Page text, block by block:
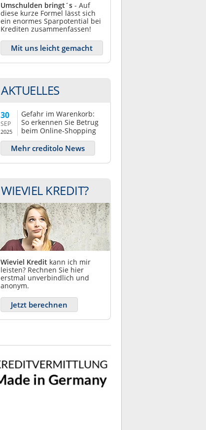
Umschulden bringt´s - Auf
diese kurze Formel lässt sich
ein enormes Sparpotential bei
Krediten zusammenfassen!
Mit uns leicht gemacht
AKTUELLES
30
SEP
2025
Gefahr im Warenkorb:
So erkennen Sie Betrug
beim Online-Shopping
Mehr creditolo News
WIEVIEL KREDIT?
Wieviel Kredit kann ich mir
leisten? Rechnen Sie hier
erstmal unverbindlich und
anonym.
Jetzt berechnen